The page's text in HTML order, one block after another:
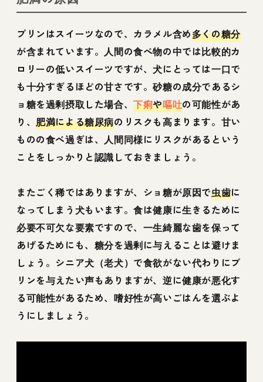
プリンはスイーツなので、カラメル含め多くの糖分
が含まれています。人間の食べ物の中では比較的カ
ロリーの低いスイーツですが、犬にとっては一口で
も十分すぎるほどの甘さです。砂糖の成分であるシ
ョ糖を過剰摂取した場合、下痢や嘔吐の可能性があ
り、肥満による糖尿病のリスクも高まります。甘い
ものの食べ過ぎは、人間同様にリスクがあるという
ことをしっかりと認識しておきましょう。
またごく稀ではありますが、ショ糖が原因で虫歯に
なってしまう犬もいます。食は健康に生きるために
必要不可欠な要素ですので、一生綺麗な歯を保って
あげるためにも、糖分を過剰に与えることは避けま
しょう。シニア犬（老犬）で食欲がない代わりにプ
リンを与えたい声もありますが、逆に健康が悪化す
る可能性があるため、嗜好性が高いごはんを選ぶよ
うにしましょう。